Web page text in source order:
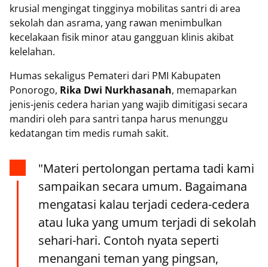
krusial mengingat tingginya mobilitas santri di area
sekolah dan asrama, yang rawan menimbulkan
kecelakaan fisik minor atau gangguan klinis akibat
kelelahan.
Humas sekaligus Pemateri dari PMI Kabupaten
Ponorogo, Rika Dwi Nurkhasanah, memaparkan
jenis-jenis cedera harian yang wajib dimitigasi secara
mandiri oleh para santri tanpa harus menunggu
kedatangan tim medis rumah sakit.
"Materi pertolongan pertama tadi kami
sampaikan secara umum. Bagaimana
mengatasi kalau terjadi cedera-cedera
atau luka yang umum terjadi di sekolah
sehari-hari. Contoh nyata seperti
menangani teman yang pingsan,